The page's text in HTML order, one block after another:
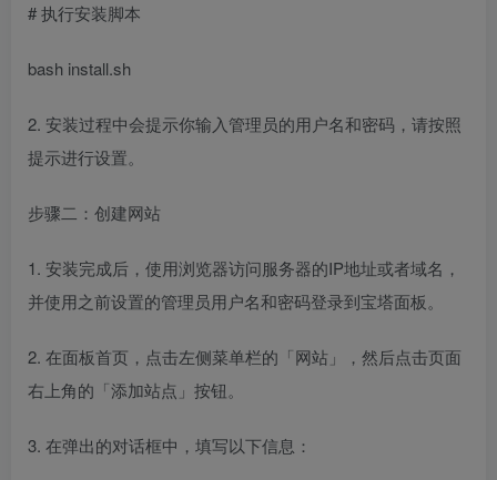
# 执行安装脚本
bash install.sh
2. 安装过程中会提示你输入管理员的用户名和密码，请按照
提示进行设置。
步骤二：创建网站
1. 安装完成后，使用浏览器访问服务器的IP地址或者域名，
并使用之前设置的管理员用户名和密码登录到宝塔面板。
2. 在面板首页，点击左侧菜单栏的「网站」，然后点击页面
右上角的「添加站点」按钮。
3. 在弹出的对话框中，填写以下信息：